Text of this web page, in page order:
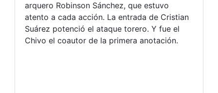
arquero Robinson Sánchez, que estuvo
atento a cada acción. La entrada de Cristian
Suárez potenció el ataque torero. Y fue el
Chivo el coautor de la primera anotación.